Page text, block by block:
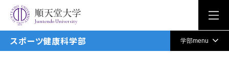
Juntendo University
スポーツ健康科学部 学部menu